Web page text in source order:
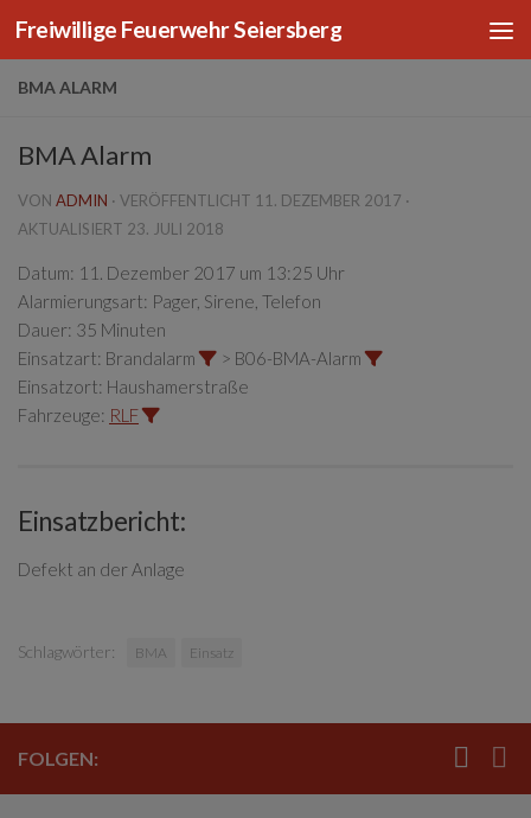
Zum Inhalt springen
Freiwillige Feuerwehr Seiersberg
BMA ALARM
BMA Alarm
VON ADMIN · VERÖFFENTLICHT 11. DEZEMBER 2017 ·
AKTUALISIERT 23. JULI 2018
Datum: 11. Dezember 2017 um 13:25 Uhr
Alarmierungsart: Pager, Sirene, Telefon
Dauer: 35 Minuten
Einsatzart: Brandalarm
> B06-BMA-Alarm
Einsatzort: Haushamerstraße
Fahrzeuge: RLF
Einsatzbericht:
Defekt an der Anlage
Schlagwörter: BMA Einsatz
FOLGEN: